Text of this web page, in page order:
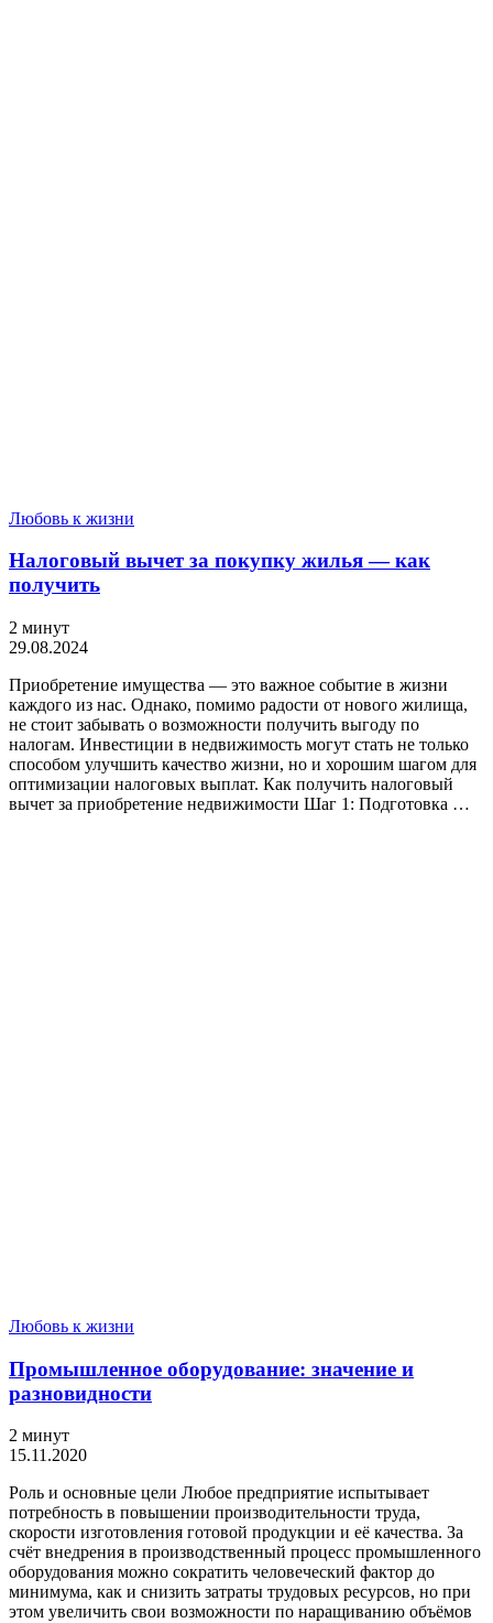
Любовь к жизни
Налоговый вычет за покупку жилья — как
получить
2 минут
29.08.2024
Приобретение имущества — это важное событие в жизни
каждого из нас. Однако, помимо радости от нового жилища,
не стоит забывать о возможности получить выгоду по
налогам. Инвестиции в недвижимость могут стать не только
способом улучшить качество жизни, но и хорошим шагом для
оптимизации налоговых выплат. Как получить налоговый
вычет за приобретение недвижимости Шаг 1: Подготовка …
Любовь к жизни
Промышленное оборудование: значение и
разновидности
2 минут
15.11.2020
Роль и основные цели Любое предприятие испытывает
потребность в повышении производительности труда,
скорости изготовления готовой продукции и её качества. За
счёт внедрения в производственный процесс промышленного
оборудования можно сократить человеческий фактор до
минимума, как и снизить затраты трудовых ресурсов, но при
этом увеличить свои возможности по наращиванию объёмов